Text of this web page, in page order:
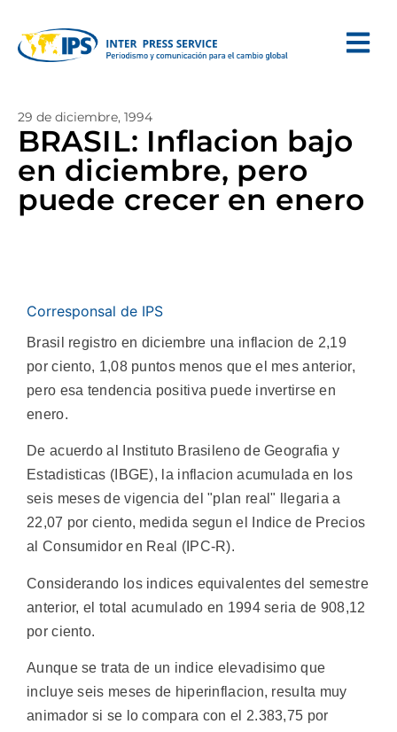
29 de diciembre, 1994
BRASIL: Inflacion bajo
en diciembre, pero
puede crecer en enero
Corresponsal de IPS
Brasil registro en diciembre una inflacion de 2,19
por ciento, 1,08 puntos menos que el mes anterior,
pero esa tendencia positiva puede invertirse en
enero.
De acuerdo al Instituto Brasileno de Geografia y
Estadisticas (IBGE), la inflacion acumulada en los
seis meses de vigencia del "plan real" llegaria a
22,07 por ciento, medida segun el Indice de Precios
al Consumidor en Real (IPC-R).
Considerando los indices equivalentes del semestre
anterior, el total acumulado en 1994 seria de 908,12
por ciento.
Aunque se trata de un indice elevadisimo que
incluye seis meses de hiperinflacion, resulta muy
animador si se lo compara con el 2.383,75 por